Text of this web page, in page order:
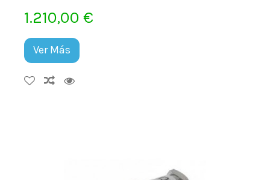
1.210,00 €
Ver Más